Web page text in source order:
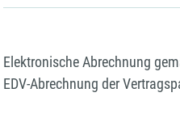
Elektronische Abrechnung
EDV-Abrechnung der